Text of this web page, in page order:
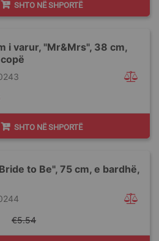
SHTO NË SHPORTË
i varur, "Mr&Mrs", 38 cm,
SHTO NË SHPORTË
to Be", 75 cm, e bardhë,
€5.54